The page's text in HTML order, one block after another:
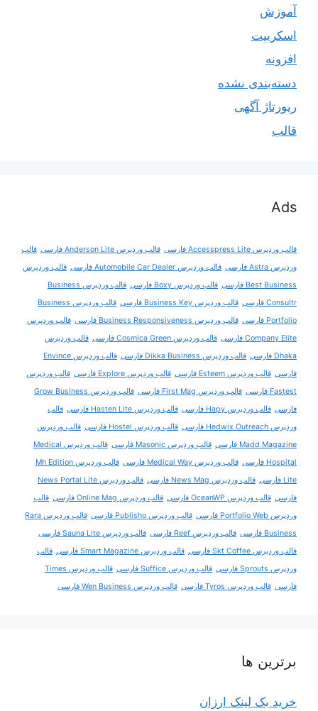
آموزش
اسکریپت
افزونه
دسته‌بندی نشده
رپورتاژ آگهی
قالب
Ads
قالب وردپرس Accesspress Lite فارسی قالب وردپرس Anderson Lite فارسی
قالب
وردپرس Astra فارسی
قالب وردپرس Automobile Car Dealer فارسی
قالب وردپرس
Best Business فارسی
قالب وردپرس Boxy فارسی
قالب وردپرس Business
Consultr فارسی
قالب وردپرس Business Key فارسی
قالب وردپرس Business
Portfolio فارسی
قالب وردپرس Business Responsiveness فارسی
قالب وردپرس
Company Elite فارسی
قالب وردپرس Cosmica Green فارسی
قالب وردپرس
Dhaka فارسی
قالب وردپرس Dikka Business فارسی
قالب وردپرس Envince
فارسی قالب وردپرس Esteem فارسی قالب وردپرس Explore فارسی
قالب وردپرس
Fastest فارسی
قالب وردپرس First Mag فارسی
قالب وردپرس Grow Business
فارسی قالب وردپرس Hapy فارسی قالب وردپرس Hasten Lite فارسی
قالب
وردپرس Hedwix Outreach فارسی
قالب وردپرس Hostel فارسی
قالب وردپرس
Madd Magazine فارسی
قالب وردپرس Masonic فارسی
قالب وردپرس Medical
Hospital فارسی
قالب وردپرس Medical Way فارسی
قالب وردپرس Mh Edition
Lite فارسی
قالب وردپرس News Mag فارسی
قالب وردپرس News Portal Lite
فارسی قالب وردپرس OceanWP فارسی قالب وردپرس Online Mag فارسی
قالب
وردپرس Portfolio Web فارسی
قالب وردپرس Publisho فارسی
قالب وردپرس Rara
Business فارسی
قالب وردپرس Reef فارسی
قالب وردپرس Sauna Lite فارسی
قالب وردپرس Skt Coffee فارسی
قالب وردپرس Smart Magazine فارسی
قالب
وردپرس Sprouts فارسی
قالب وردپرس Suffice فارسی
قالب وردپرس Times
فارسی قالب وردپرس Tyros فارسی قالب وردپرس Wen Business فارسی
برترین ها
خرید بک لینک ارزان